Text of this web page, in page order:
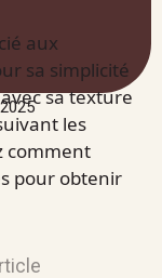
aux
sa simplicité
sa texture
les
comment
pour obtenir